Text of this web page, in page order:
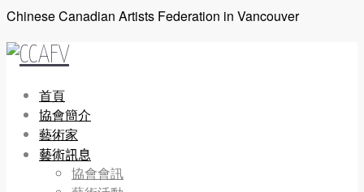
Chinese Canadian Artists Federation in Vancouver
首頁
協會簡介
藝術家
藝術訊息
協會會訊